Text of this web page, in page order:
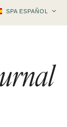
SPA ESPAÑOL